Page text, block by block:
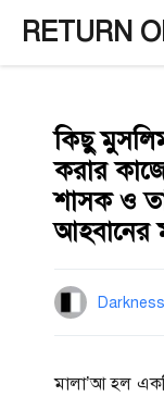
content
RETURN
কিছু
করার
শাসক ও
আহবানের
মালা’আ হল